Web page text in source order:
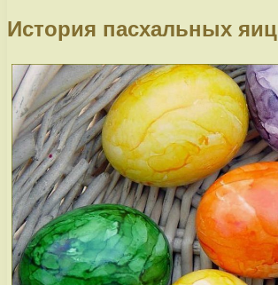
История пасхальных яиц